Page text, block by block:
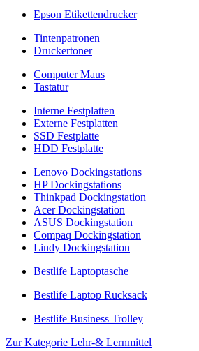
Epson Etikettendrucker
Tintenpatronen
Druckertoner
Computer Maus
Tastatur
Interne Festplatten
Externe Festplatten
SSD Festplatte
HDD Festplatte
Lenovo Dockingstations
HP Dockingstations
Thinkpad Dockingstation
Acer Dockingstation
ASUS Dockingstation
Compaq Dockingstation
Lindy Dockingstation
Bestlife Laptoptasche
Bestlife Laptop Rucksack
Bestlife Business Trolley
Zur Kategorie Lehr-& Lernmittel